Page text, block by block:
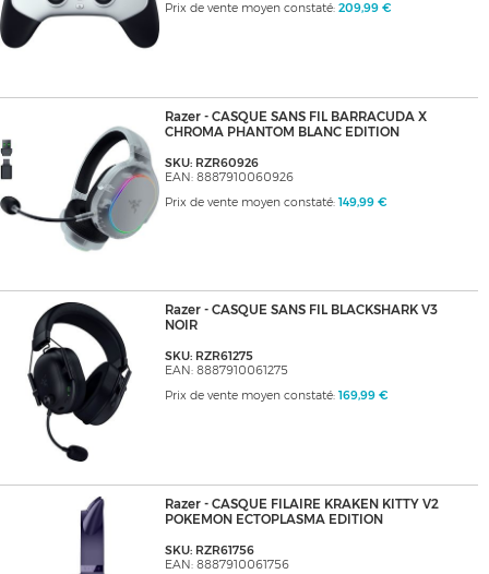
Prix de vente moyen constaté: 209,99 €
Razer - CASQUE SANS FIL BARRACUDA X
CHROMA PHANTOM BLANC EDITION
SKU: RZR60926
EAN: 8887910060926
Prix de vente moyen constaté: 149,99 €
Razer - CASQUE SANS FIL BLACKSHARK V3
NOIR
SKU: RZR61275
EAN: 8887910061275
Prix de vente moyen constaté: 169,99 €
Razer - CASQUE FILAIRE KRAKEN KITTY V2
POKEMON ECTOPLASMA EDITION
SKU: RZR61756
EAN: 8887910061756